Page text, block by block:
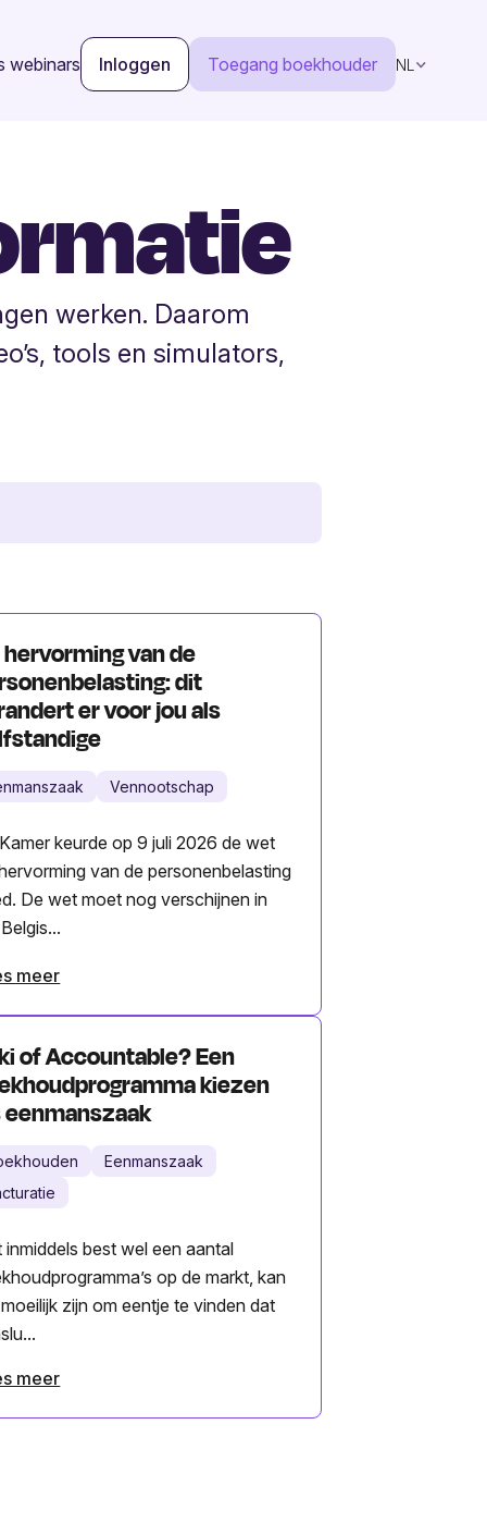
webinars Inloggen Toegang boekhouder NL
werken. Daarom
tools en simulators,
hervorming van de
dit
er voor jou als
Vennootschap
keurde op 9 juli 2026 de wet
van de personenbelasting
De wet moet nog verschijnen in
meer
of Accountable? Een
kiezen
eenmanszaak
Eenmanszaak
inmiddels best wel een aantal
op de markt, kan
zijn om eentje te vinden dat
meer